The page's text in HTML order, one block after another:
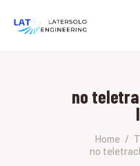
no
Home
no
HOME
SOBRE A
ENGINEERING
MERCADOS &